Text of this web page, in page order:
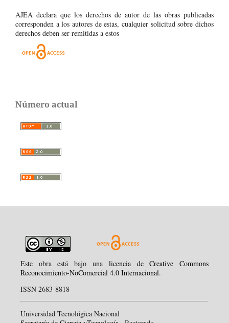
AJEA declara que los derechos de autor de las obras publicadas
corresponden a los autores de estas, cualquier solicitud sobre dichos
derechos deben ser remitidas a estos
Número actual
Este obra está bajo unalicencia de Creative Commons
Reconocimiento-NoComercial 4.0 Internacional.
ISSN 2683-8818
Universidad Tecnológica Nacional